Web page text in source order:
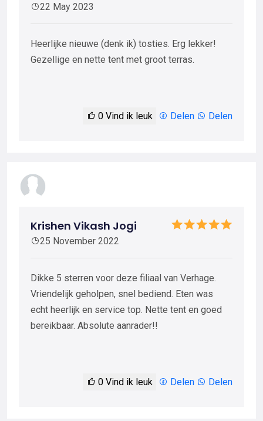
22 May 2023
Heerlijke nieuwe (denk ik) tosties. Erg lekker!
Gezellige en nette tent met groot terras.
0 Vind ik leuk Delen Delen
Krishen Vikash Jogi
25 November 2022
Dikke 5 sterren voor deze filiaal van Verhage.
Vriendelijk geholpen, snel bediend. Eten was
echt heerlijk en service top. Nette tent en goed
bereikbaar. Absolute aanrader!!
0 Vind ik leuk Delen Delen